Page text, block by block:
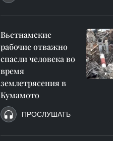
Вьетнамские
рабочие отважно
спасли человека во
время
землетрясения в
Кумамото
ПРОСЛУШАТЬ